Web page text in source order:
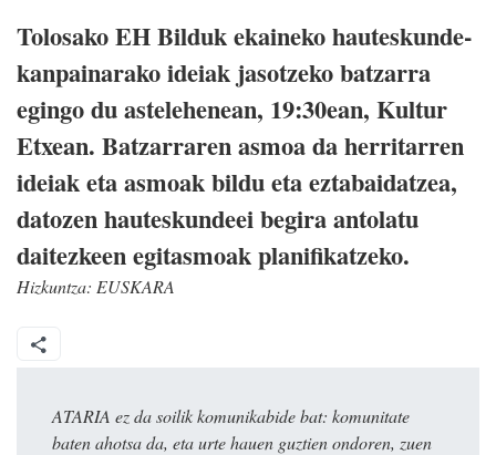
Tolosako EH Bilduk ekaineko hauteskunde-
kanpainarako ideiak jasotzeko batzarra
egingo du astelehenean, 19:30ean, Kultur
Etxean. Batzarraren asmoa da herritarren
ideiak eta asmoak bildu eta eztabaidatzea,
datozen hauteskundeei begira antolatu
daitezkeen egitasmoak planifikatzeko.
Hizkuntza: EUSKARA
ATARIA ez da soilik komunikabide bat: komunitate
baten ahotsa da, eta urte hauen guztien ondoren, zuen